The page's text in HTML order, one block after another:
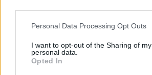
Personal Data Processing Opt Outs
I want to opt-out of the Sharing of my
personal data.
Opted In